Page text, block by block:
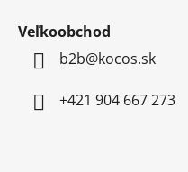
Veľkoobchod
b2b@kocos.sk
+421 904 667 273